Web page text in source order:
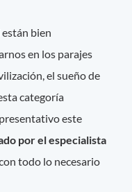
están bien
en los parajes
el sueño de
categoría
este
por el especialista
todo lo necesario